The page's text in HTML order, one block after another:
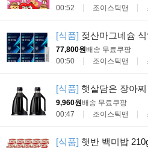
00:52
조이스틱맨
[식품] 젖산마그네슘
77,800원배송 무료쿠팡
00:50
조이스틱맨
[식품] 햇살담은 장아
9,960원배송 무료쿠팡
00:47
조이스틱맨
[식품] 햇반 백미밥